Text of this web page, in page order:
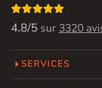

4.8/5 sur 3320
SERVICES